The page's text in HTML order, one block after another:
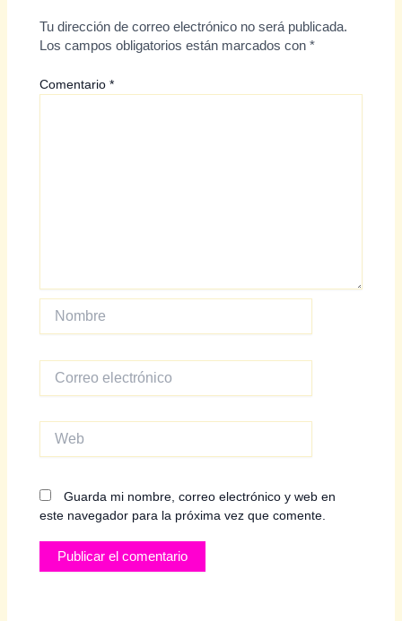
Tu dirección de correo electrónico no será publicada.
Los campos obligatorios están marcados con*
Comentario*
Nombre
electrónico
Guarda mi nombre, correo electrónico y web en
este navegador para la próxima vez que comente.